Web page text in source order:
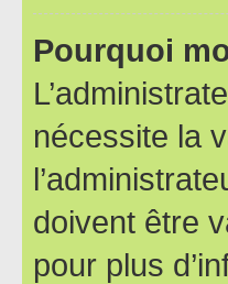
Pourquoi
nécessite la
doivent être
pour plus